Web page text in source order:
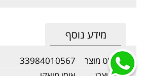
מידע נוסף
מק"ט מוצר
33984010567